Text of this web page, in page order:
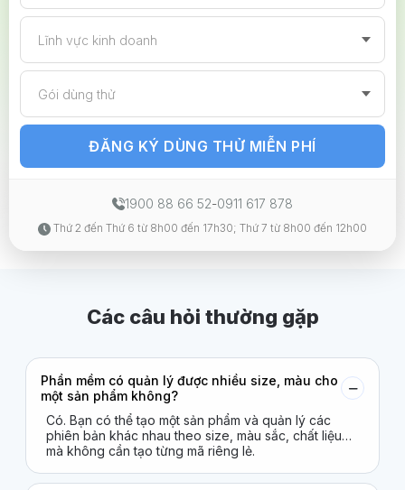
Lĩnh vực kinh doanh
Gói dùng thử
ĐĂNG KÝ DÙNG THỬ MIỄN PHÍ
1900 88 66 52-0911 617 878
Thứ 2 đến Thứ 6 từ 8h00 đến 17h30; Thứ 7 từ 8h00 đến 12h00
Các câu hỏi thường gặp
Phần mềm có quản lý được nhiều size, màu cho
một sản phẩm không?
Có. Bạn có thể tạo một sản phẩm và quản lý các
phiên bản khác nhau theo size, màu sắc, chất liệu…
mà không cần tạo từng mã riêng lẻ.